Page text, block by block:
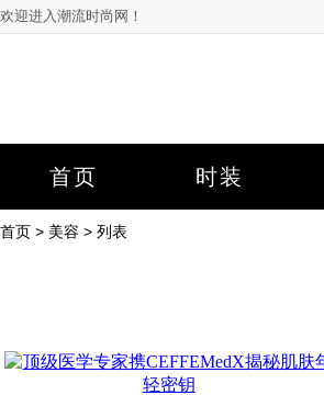
欢迎进入潮流时尚网！
首页 时装
首页 > 美容 > 列表